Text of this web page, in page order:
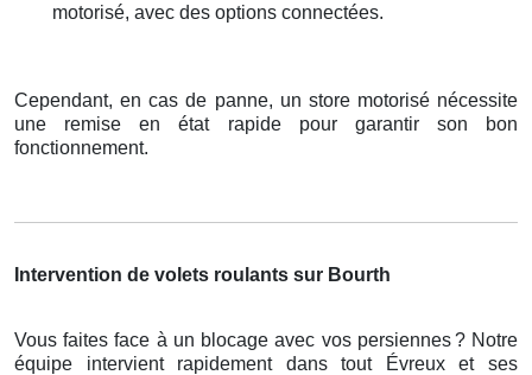
motorisé, avec des options connectées.
Cependant, en cas de panne, un store motorisé nécessite
une remise en état rapide pour garantir son bon
fonctionnement.
Intervention de volets roulants sur Bourth
Vous faites face à un blocage avec vos persiennes? Notre
équipe intervient rapidement dans tout Évreux et ses